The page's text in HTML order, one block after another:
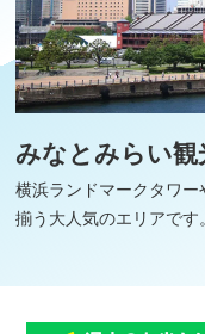
みなとみらい観
横浜ランドマークタワー
揃う大人気のエリアです